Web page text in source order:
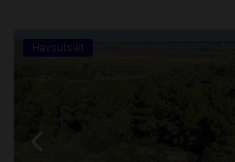
Havsutsikt